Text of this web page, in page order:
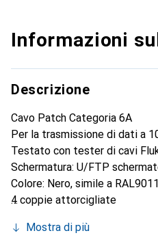
Informazioni
Descrizione
Cavo Patch Categoria 6A
Per la trasmissione di dati a
Testato con tester di cavi
Schermatura: U/FTP
Colore: Nero, simile a RAL9011
4 coppie attorcigliate
Materiale dell'involucro: PVC
Mostra di più